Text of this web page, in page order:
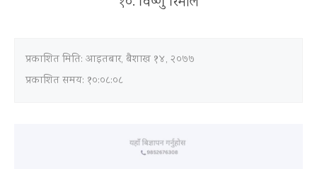
प्रकाशित मिति: आइतबार, बैशाख १४, २०७७
प्रकाशित समय: १०:०८:०८